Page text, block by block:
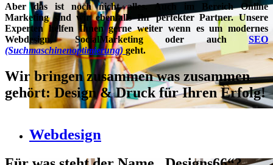
Webdesign
Aber das ist noch nicht alles. Auch im Bereich Online
Marketing sind wir ebenfalls Ihr perfekter Partner. Unsere
Experten helfen Ihnen gerne weiter wenn es um modernes
Webdesign, SocialMarketing oder auchSEO
(Suchmaschinenoptimierung) geht.
Wir bringen zusammen was zusammen
gehört: Design & Druck für Ihren Erfolg!